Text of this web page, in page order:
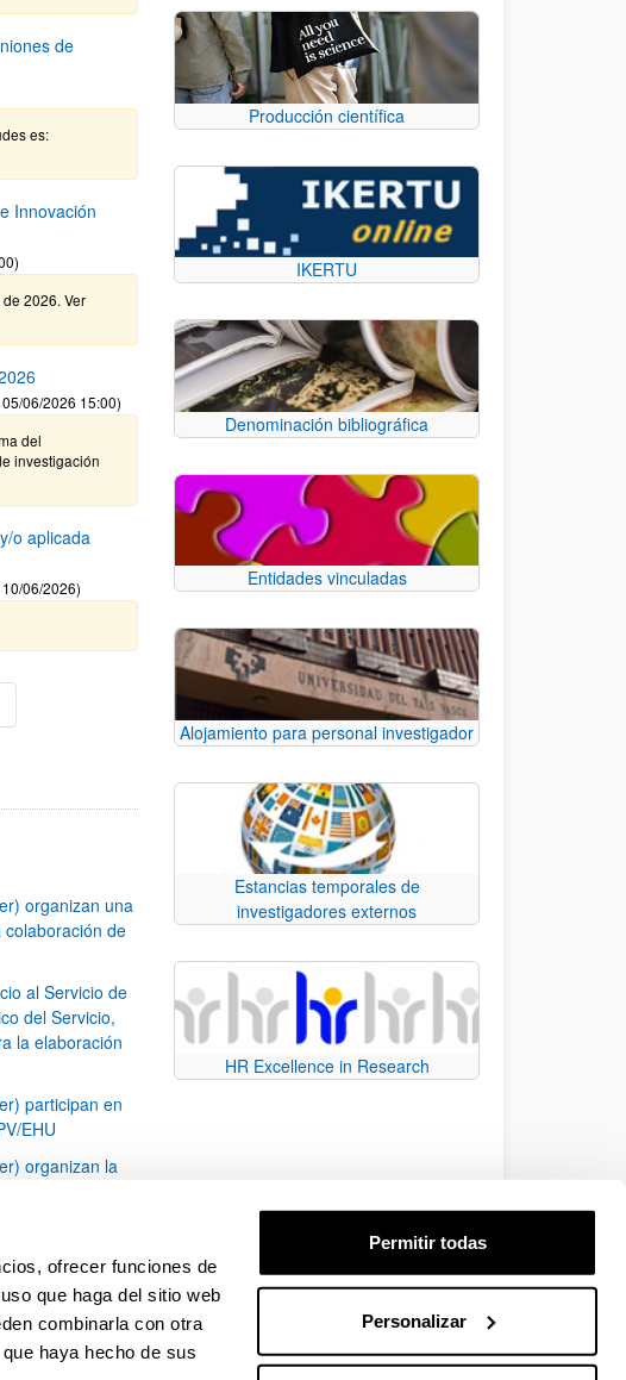
ofrecer funciones de
que haga del sitio web
combinarla con otra
haya hecho de sus
Permitir todas
Personalizar
de
es:
Innovación
2026. Ver
06/2026 15:00)
del
investigación
o aplicada
06/2026)
Use TAB para desplazarse.
organizan una
de
al Servicio de
del Servicio,
la elaboración
participan en
EHU
organizan la
Use TAB para desplazarse.
Producción científica
IKERTU
Denominación bibliográfica
Entidades vinculadas
Alojamiento para personal investigador
Estancias temporales de
investigadores externos
HR Excellence in Research